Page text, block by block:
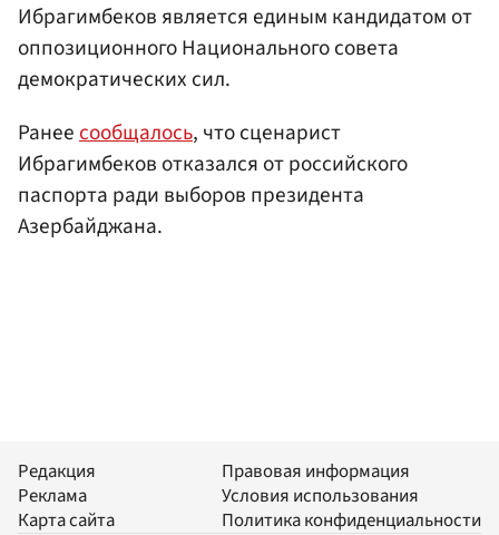
Ибрагимбеков является единым кандидатом от
оппозиционного Национального совета
демократических сил.
Ранее сообщалось, что сценарист
Ибрагимбеков отказался от российского
паспорта ради выборов президента
Азербайджана.
Редакция
Реклама
Карта сайта
Правовая информация
Условия использования
Политика конфиденциальности